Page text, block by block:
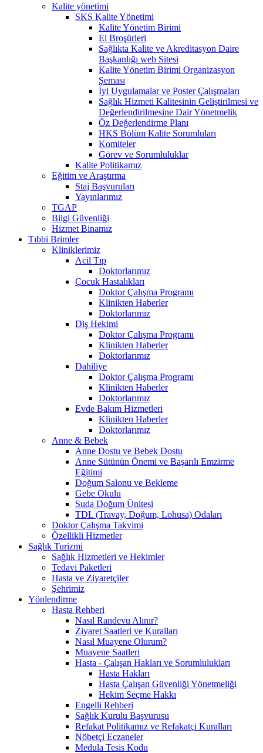
Kalite yönetimi
SKS Kalite Yönetimi
Kalite Yönetim Birimi
El Broşürleri
Sağlıkta Kalite ve Akreditasyon Daire
Başkanlığı web Sitesi
Kalite Yönetim Birimi Organizasyon
Şeması
İyi Uygulamalar ve Poster Çalışmaları
Sağlık Hizmeti Kalitesinin Geliştirilmesi ve
Değerlendirilmesine Dair Yönetmelik
Öz Değerlendirme Planı
HKS Bölüm Kalite Sorumluları
Komiteler
Görev ve Sorumluluklar
Kalite Politikamız
Eğitim ve Araştırma
Staj Başvuruları
Yayınlarımız
TGAP
Bilgi Güvenliği
Hizmet Binamız
Tıbbi Brimler
Kliniklerimiz
Acil Tıp
Doktorlarımız
Çocuk Hastalıkları
Doktor Çalışma Programı
Klinikten Haberler
Doktorlarımız
Diş Hekimi
Doktor Çalışma Programı
Klinikten Haberler
Doktorlarımız
Dahiliye
Doktor Çalışma Programı
Klinikten Haberler
Doktorlarımız
Evde Bakım Hizmetleri
Klinikten Haberler
Doktorlarımız
Anne & Bebek
Anne Dostu ve Bebek Dostu
Anne Sütünün Önemi ve Başarılı Emzirme
Eğitimi
Doğum Salonu ve Bekleme
Gebe Okulu
Suda Doğum Ünitesi
TDL (Travay, Doğum, Lohusa) Odaları
Doktor Çalışma Takvimi
Özellikli Hizmetler
Sağlık Turizmi
Sağlık Hizmetleri ve Hekimler
Tedavi Paketleri
Hasta ve Ziyaretçiler
Şehrimiz
Yönlendirme
Hasta Rehberi
Nasıl Randevu Alınır?
Ziyaret Saatleri ve Kuralları
Nasıl Muayene Olurum?
Muayene Saatleri
Hasta - Çalışan Hakları ve Sorumlulukları
Hasta Hakları
Hasta Çalışan Güvenliği Yönetmeliği
Hekim Seçme Hakkı
Engelli Rehberi
Sağlık Kurulu Başvurusu
Refakat Politikamız ve Refakatçi Kuralları
Nöbetçi Eczaneler
Medula Tesis Kodu